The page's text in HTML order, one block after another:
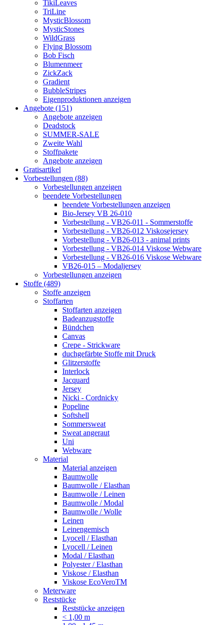
TikiLeaves
TriLine
MysticBlossom
MysticStones
WildGrass
Flying Blossom
Bob Fisch
Blumenmeer
ZickZack
Gradient
BubbleStripes
Eigenproduktionen anzeigen
Angebote (151)
Angebote anzeigen
Deadstock
SUMMER-SALE
Zweite Wahl
Stoffpakete
Angebote anzeigen
Gratisartikel
Vorbestellungen (88)
Vorbestellungen anzeigen
beendete Vorbestellungen
beendete Vorbestellungen anzeigen
Bio-Jersey VB 26-010
Vorbestellung - VB26-011 - Sommerstoffe
Vorbestellung - VB26-012 Viskosejersey
Vorbestellung - VB26-013 - animal prints
Vorbestellung - VB26-014 Viskose Webware
Vorbestellung - VB26-016 Viskose Webware
VB26-015 – Modaljersey
Vorbestellungen anzeigen
Stoffe (489)
Stoffe anzeigen
Stoffarten
Stoffarten anzeigen
Badeanzugstoffe
Bündchen
Canvas
Crepe - Strickware
duchgefärbte Stoffe mit Druck
Glitzerstoffe
Interlock
Jacquard
Jersey
Nicki - Cordnicky
Popeline
Softshell
Sommersweat
Sweat angeraut
Uni
Webware
Material
Material anzeigen
Baumwolle
Baumwolle / Elasthan
Baumwolle / Leinen
Baumwolle / Modal
Baumwolle / Wolle
Leinen
Leinengemisch
Lyocell / Elasthan
Lyocell / Leinen
Modal / Elasthan
Polyester / Elasthan
Viskose / Elasthan
Viskose EcoVeroTM
Meterware
Reststücke
Reststücke anzeigen
< 1,00 m